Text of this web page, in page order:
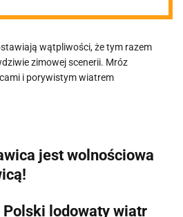
wątpliwości, że tym razem
zimowej scenerii. Mróz
i porywistym wiatrem
jest wolnościowa
Polski lodowaty wiatr